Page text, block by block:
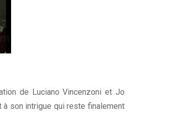
de Luciano Vincenzoni et Jo
son intrigue qui reste finalement